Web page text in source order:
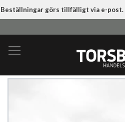
Beställningar görs tillfälligt via e-post.
till
innehållet